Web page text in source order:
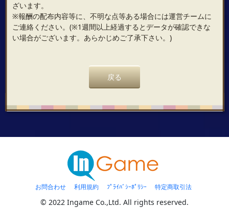
ざいます。
※報酬の配布内容等に、不明な点等ある場合には運営チームに
ご連絡ください。(※1週間以上経過するとデータが確認できな
い場合がございます。あらかじめご了承下さい。)
戻る
お問合わせ 利用規約 ﾌﾟﾗｲﾊﾞｼｰﾎﾟﾘｼｰ 特定商取引法
© 2022 Ingame Co.,Ltd. All rights reserved.